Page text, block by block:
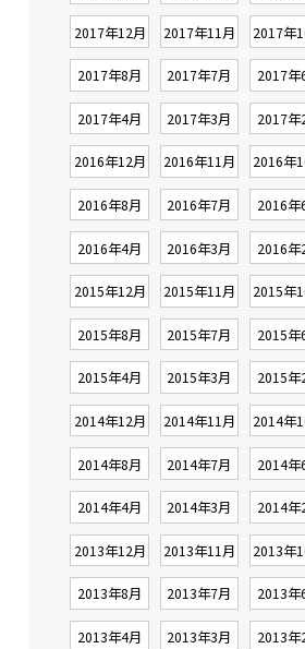
2017年12月 2017年11月 2017年
2017年8月 2017年7月 2017年
2017年4月 2017年3月 2017年
2016年12月 2016年11月 2016年
2016年8月 2016年7月 2016年
2016年4月 2016年3月 2016年
2015年12月 2015年11月 2015年
2015年8月 2015年7月 2015年
2015年4月 2015年3月 2015年
2014年12月 2014年11月 2014年
2014年8月 2014年7月 2014年
2014年4月 2014年3月 2014年
2013年12月 2013年11月 2013年
2013年8月 2013年7月 2013年
2013年4月 2013年3月 2013年